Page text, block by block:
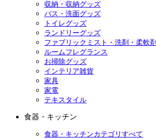
収納・収納グッズ
バス・洗面グッズ
トイレグッズ
ランドリーグッズ
ファブリックミスト・洗剤・柔軟剤
ルームフレグランス
お掃除グッズ
インテリア雑貨
家具
家電
テキスタイル
食器・キッチン
食器・キッチンカテゴリすべて